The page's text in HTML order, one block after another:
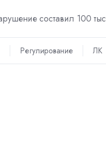
составил 100
Регулирование ЛК